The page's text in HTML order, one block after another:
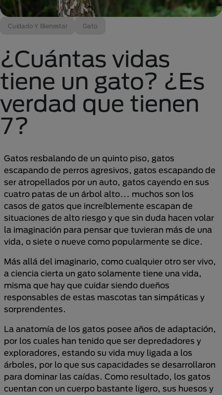
Cuidado Y Bienestar Gato
¿Cuántas vidas
tiene un gato? ¿Es
verdad que tienen
7?
Gatos resbalando de un quinto piso, gatos
escapando de perros agresivos, gatos escapando de
ser atropellados por un auto, gatos cayendo en sus
cuatro patas de un árbol alto… muchos son los
casos de gatos que increíblemente escapan de
situaciones de alto riesgo y que sin duda hacen volar
la imaginación para pensar que tuvieran más de una
vida, o siete o nueve como popularmente se dice.
Más allá del imaginario, como cualquier otro ser vivo,
a ciencia cierta un gato solamente tiene una vida,
misma que hay que cuidar siendo dueños
responsables de estas mascotas tan simpáticas y
sorprendentes.
La anatomía de los gatos posee años de adaptación,
por los cuales han tenido que ser depredadores y
exploradores, estando su vida muy ligada a los
árboles, por lo que sus capacidades se desarrollaron
para dominar las caídas. Como resultado, los gatos
cuentan con un cuerpo bastante ligero, sus huesos y